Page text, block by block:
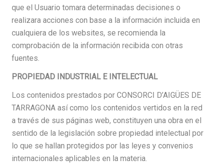
que el Usuario tomara determinadas decisiones o
realizara acciones con base a la información incluida en
cualquiera de los websites, se recomienda la
comprobación de la información recibida con otras
fuentes.
PROPIEDAD INDUSTRIAL E INTELECTUAL
Los contenidos prestados por CONSORCI D’AIGÜES DE
TARRAGONA así como los contenidos vertidos en la red
a través de sus páginas web, constituyen una obra en el
sentido de la legislación sobre propiedad intelectual por
lo que se hallan protegidos por las leyes y convenios
internacionales aplicables en la materia.